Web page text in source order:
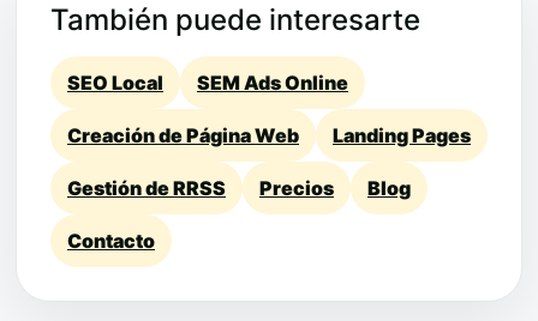
También puede interesarte
SEO Local SEM Ads Online
Creación de Página Web Landing Pages
Gestión de RRSS Precios Blog
Contacto